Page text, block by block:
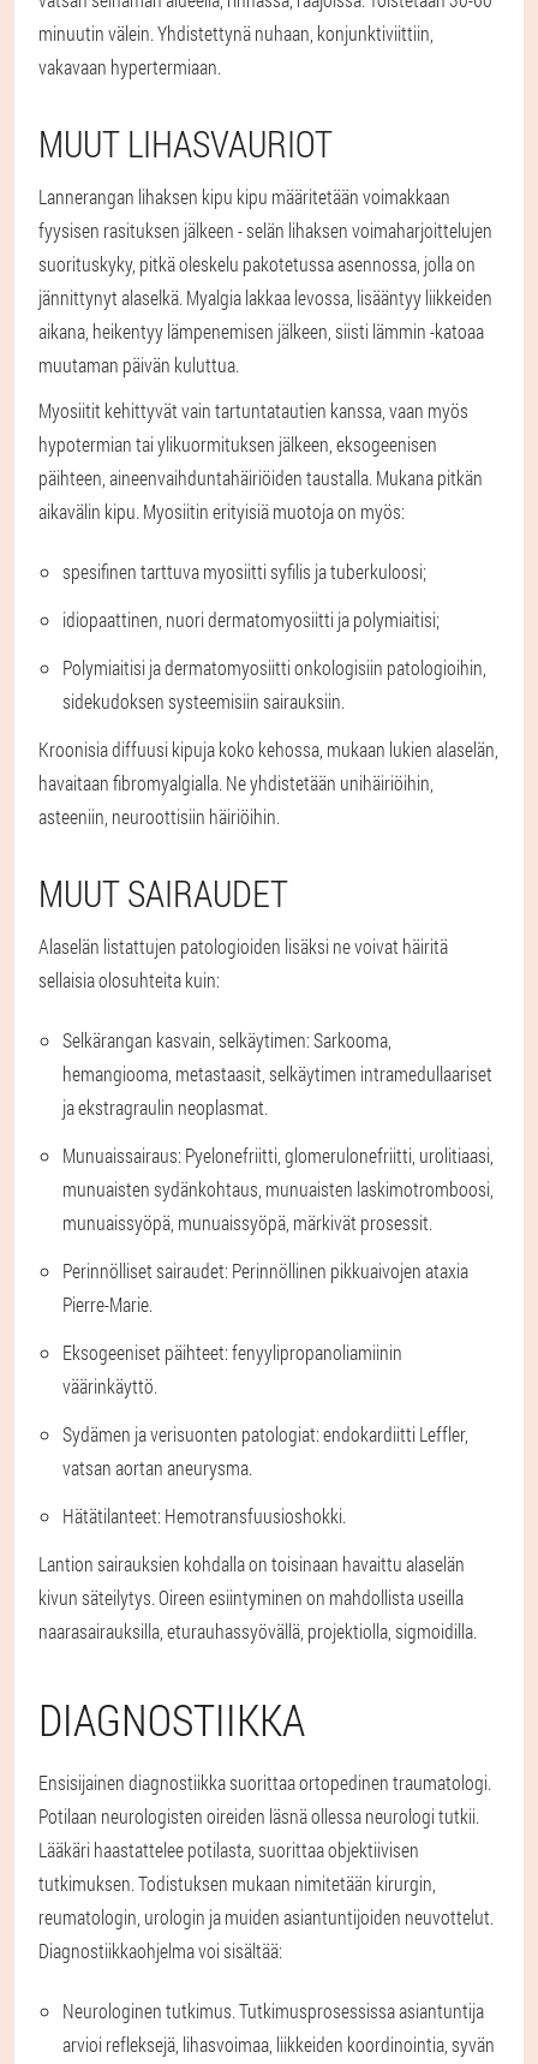
minuutin välein. Yhdistettynä nuhaan, konjunktiviittiin,
vakavaan hypertermiaan.
MUUT LIHASVAURIOT
Lannerangan lihaksen kipu kipu määritetään voimakkaan
fyysisen rasituksen jälkeen - selän lihaksen voimaharjoittelujen
suorituskyky, pitkä oleskelu pakotetussa asennossa, jolla on
jännittynyt alaselkä. Myalgia lakkaa levossa, lisääntyy liikkeiden
aikana, heikentyy lämpenemisen jälkeen, siisti lämmin -katoaa
muutaman päivän kuluttua.
Myosiitit kehittyvät vain tartuntatautien kanssa, vaan myös
hypotermian tai ylikuormituksen jälkeen, eksogeenisen
päihteen, aineenvaihduntahäiriöiden taustalla. Mukana pitkän
aikavälin kipu. Myosiitin erityisiä muotoja on myös:
spesifinen tarttuva myosiitti syfilis ja tuberkuloosi;
idiopaattinen, nuori dermatomyosiitti ja polymiaitisi;
Polymiaitisi ja dermatomyosiitti onkologisiin patologioihin,
sidekudoksen systeemisiin sairauksiin.
Kroonisia diffuusi kipuja koko kehossa, mukaan lukien alaselän,
havaitaan fibromyalgialla. Ne yhdistetään unihäiriöihin,
asteeniin, neuroottisiin häiriöihin.
MUUT SAIRAUDET
Alaselän listattujen patologioiden lisäksi ne voivat häiritä
sellaisia olosuhteita kuin:
Selkärangan kasvain, selkäytimen: Sarkooma,
hemangiooma, metastaasit, selkäytimen intramedullaariset
ja ekstragraulin neoplasmat.
Munuaissairaus: Pyelonefriitti, glomerulonefriitti, urolitiaasi,
munuaisten sydänkohtaus, munuaisten laskimotromboosi,
munuaissyöpä, munuaissyöpä, märkivät prosessit.
Perinnölliset sairaudet: Perinnöllinen pikkuaivojen ataxia
Pierre-Marie.
Eksogeeniset päihteet: fenyylipropanoliamiinin
väärinkäyttö.
Sydämen ja verisuonten patologiat: endokardiitti Leffler,
vatsan aortan aneurysma.
Hätätilanteet: Hemotransfuusioshokki.
Lantion sairauksien kohdalla on toisinaan havaittu alaselän
kivun säteilytys. Oireen esiintyminen on mahdollista useilla
naarasairauksilla, eturauhassyövällä, projektiolla, sigmoidilla.
DIAGNOSTIIKKA
Ensisijainen diagnostiikka suorittaa ortopedinen traumatologi.
Potilaan neurologisten oireiden läsnä ollessa neurologi tutkii.
Lääkäri haastattelee potilasta, suorittaa objektiivisen
tutkimuksen. Todistuksen mukaan nimitetään kirurgin,
reumatologin, urologin ja muiden asiantuntijoiden neuvottelut.
Diagnostiikkaohjelma voi sisältää:
Neurologinen tutkimus.Tutkimusprosessissa asiantuntija
arvioi refleksejä, lihasvoimaa, liikkeiden koordinointia, syvän